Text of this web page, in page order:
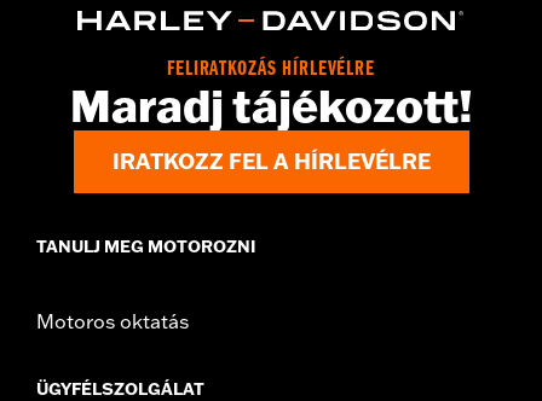
FELIRATKOZÁS HÍRLEVÉLRE
Maradj tájékozott!
IRATKOZZ FEL A HÍRLEVÉLRE
TANULJ MEG MOTOROZNI
Motoros oktatás
ÜGYFÉLSZOLGÁLAT